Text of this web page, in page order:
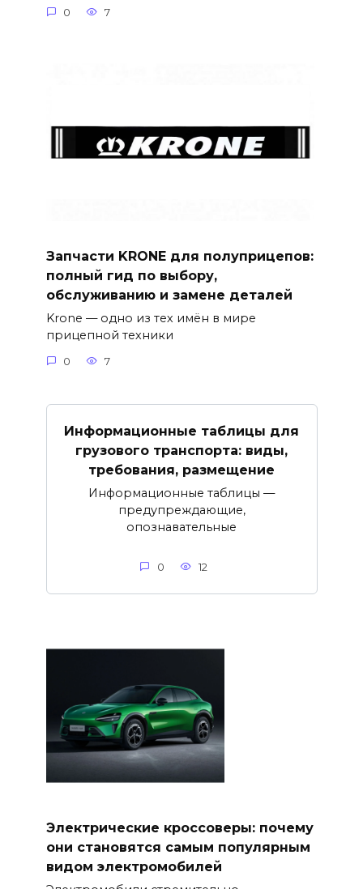
0 7
Запчасти KRONE для полуприцепов:
полный гид по выбору,
обслуживанию и замене деталей
Krone — одно из тех имён в мире
прицепной техники
0 7
Информационные таблицы для
грузового транспорта: виды,
требования, размещение
Информационные таблицы —
предупреждающие,
опознавательные
0 12
Электрические кроссоверы: почему
они становятся самым популярным
видом электромобилей